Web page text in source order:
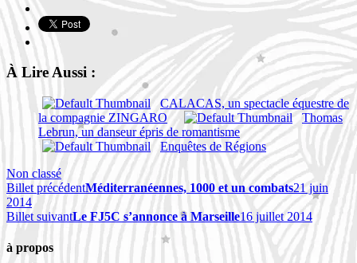
À Lire Aussi :
CALACAS, un spectacle équestre de
la compagnie ZINGARO
Thomas
Lebrun, un danseur épris de romantisme
Enquêtes de Régions
Non classé
Billet précédentMéditerranéennes, 1000 et un combats21 juin
2014
Billet suivantLe FJ5C s’annonce à Marseille16 juillet 2014
à propos